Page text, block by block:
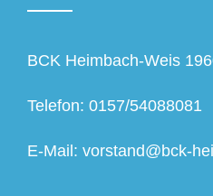
BCK Heimbach-Weis
Telefon: 0157/54088081
E-Mail: vorstand@bck-